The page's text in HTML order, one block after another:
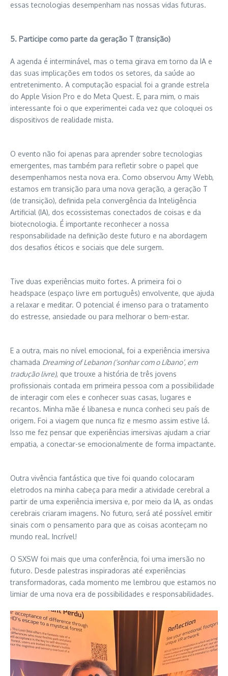
essas tecnologias desempenham nas nossas vidas futuras.
5. Participe como parte da geração T (transição)
A agenda é interminável, mas o tema girava em torno da IA ​​e
das suas implicações em todos os setores, da saúde ao
entretenimento. A computação espacial foi a grande estrela
do Apple Vision Pro e do Meta Quest. E, para mim, o mais
interessante foi o que experimentei cada vez que coloquei os
dispositivos de realidade mista.
O evento não foi apenas para aprender sobre tecnologias
emergentes, mas também para refletir sobre o papel que
desempenhamos nesta nova era. Como observou Amy Webb,
estamos em transição para uma nova geração, a geração T
(de transição), definida pela convergência da Inteligência
Artificial (IA), dos ecossistemas conectados de coisas e da
biotecnologia. É importante reconhecer a nossa
responsabilidade na definição deste futuro e na abordagem
dos desafios éticos e sociais que dele surgem.
Tive duas experiências muito fortes. A primeira foi o
headspace (espaço livre em português) envolvente, que ajuda
a relaxar e meditar. O potencial é imenso para o tratamento
do estresse, ansiedade ou para melhorar o bem-estar.
E a outra, mais no nível emocional, foi a experiência imersiva
chamada Dreaming of Lebanon (‘sonhar com o Líbano’, em
tradução livre), que trouxe a história de três jovens
profissionais contada em primeira pessoa com a possibilidade
de interagir com eles e conhecer suas casas, lugares e
recantos. Minha mãe é libanesa e nunca conheci seu país de
origem. Foi a viagem que nunca fiz e mesmo assim estive lá.
Isso me fez pensar que experiências imersivas ajudam a criar
empatia, a conectar-se emocionalmente de forma impactante.
Outra vivência fantástica que tive foi quando colocaram
eletrodos na minha cabeça para medir a atividade cerebral a
partir de uma experiência imersiva e, por meio da IA, as ondas
cerebrais criaram imagens. No futuro, será até possível emitir
sinais com o pensamento para que as coisas aconteçam no
mundo real. Incrível!
O SXSW foi mais que uma conferência, foi uma imersão no
futuro. Desde palestras inspiradoras até experiências
transformadoras, cada momento me lembrou que estamos no
limiar de uma nova era de possibilidades e responsabilidades.